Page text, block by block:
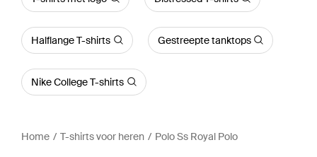
Halflange T-shirts Gestreepte tanktops
Nike College T-shirts
Home T-shirts voor heren Polo Ss Royal Polo